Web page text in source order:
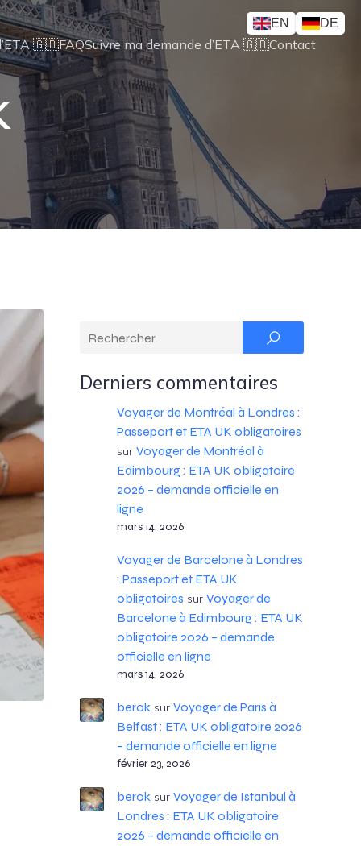
🇬🇧FAQSuivre ma demande d’ETA 🇬🇧Contact
Derniers commentaires
Voyager de Montréal à Londres :
Passeport et ETA UK obligatoires
sur Voyager de Montréal à
Edimbourg : ETA UK obligatoire
2026 – demande officielle en
ligne
mars 14, 2026
Voyager de Barcelone à Londres
: Passeport et ETA UK
obligatoires sur Voyager de
Barcelone à Edimbourg : ETA UK
obligatoire 2026 – demande
officielle en ligne
mars 14, 2026
beroksur Voyager de Paris à
Belfast : ETA UK obligatoire 2026
– demande officielle en ligne
février 23, 2026
beroksur Voyager de Istanbul à
Londres : ETA UK obligatoire
2026 – demande officielle en
EN DE